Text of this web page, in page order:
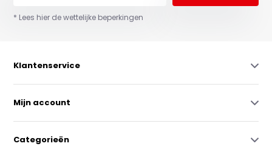
* Lees hier de wettelijke beperkingen
Klantenservice
Mijn account
Categorieën